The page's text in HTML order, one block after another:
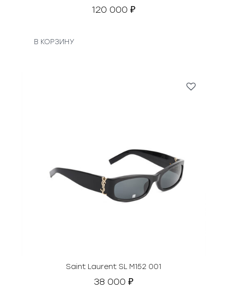
120 000 ₽
В КОРЗИНУ
Saint Laurent SL M152 001
38 000 ₽